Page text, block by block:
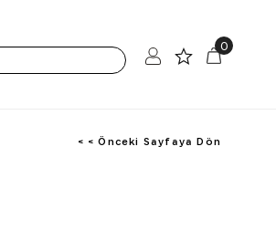
0
< < Önceki Sayfaya Dön